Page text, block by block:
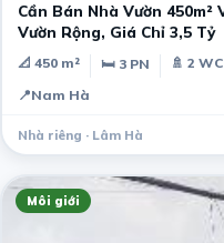
Cần Bán Nhà Vườn
Vườn Rộng, Giá Chỉ 3,5 Tỷ
📐 450 m² 🛏 3 PN
🚿 2 WC
📍Nam Hà
Nhà riêng · Lâm Hà
Môi giới